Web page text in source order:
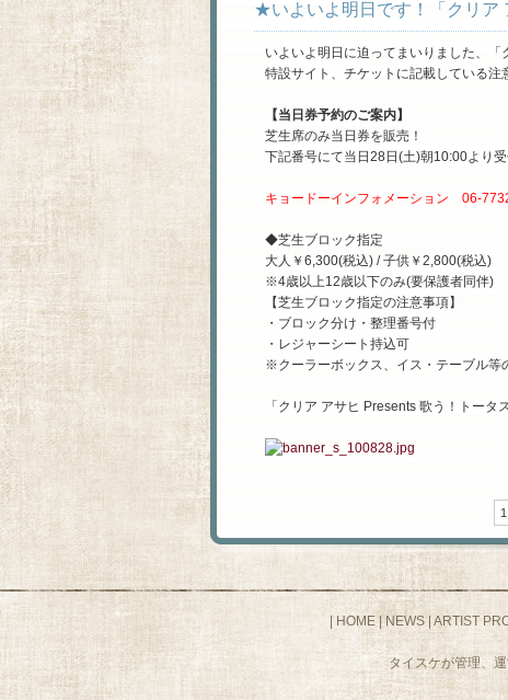
★いよいよ明日です！「クリア
いよいよ明日に迫ってまいりました、「
特設サイト、チケットに記載している注
【当日券予約のご案内】
芝生席のみ当日券を販売！
下記番号にて当日28日(土)朝10:00より受
キョードーインフォメーション 06-
◆芝生ブロック指定
大人￥6,300(税込) / 子供￥2,800(税込)
※4歳以上12歳以下のみ(要保護者同伴)
【芝生ブロック指定の注意事項】
・ブロック分け・整理番号付
・レジャーシート持込可
※クーラーボックス、イス・テーブル等
「クリア アサヒ Presents 歌う！トー
1
HOME|NEWS ARTIST
タイスケが管理、